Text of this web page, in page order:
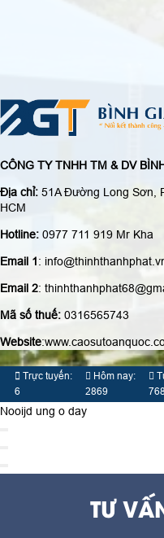
CÔNG TY TNHH TM & DV
Địa chỉ: 51A Đường Long Sơn,
HCM
Hotline: 0977 711 919 Mr Kha
Email 1:
Email 2:
Mã số thuế: 0316565743
Website
Trực tuyến:
6
Hôm nay:
2869
Nooijd ung o day
TƯ